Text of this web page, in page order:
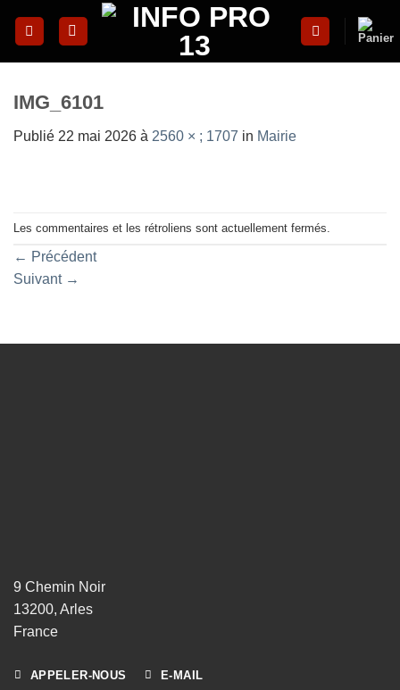
IMG_6101
Publié 22 mai 2026 à 2560 × ; 1707 in Mairie
Les commentaires et les rétroliens sont actuellement fermés.
← Précédent
Suivant →
9 Chemin Noir
13200, Arles
France
APPELER-NOUS E-MAIL